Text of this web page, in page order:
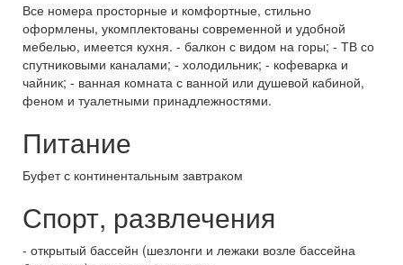
Все номера просторные и комфортные, стильно
оформлены, укомплектованы современной и удобной
мебелью, имеется кухня. - балкон с видом на горы; - ТВ со
спутниковыми каналами; - холодильник; - кофеварка и
чайник; - ванная комната с ванной или душевой кабиной,
феном и туалетными принадлежностями.
Питание
Буфет с континентальным завтраком
Спорт, развлечения
- открытый бассейн (шезлонги и лежаки возле бассейна